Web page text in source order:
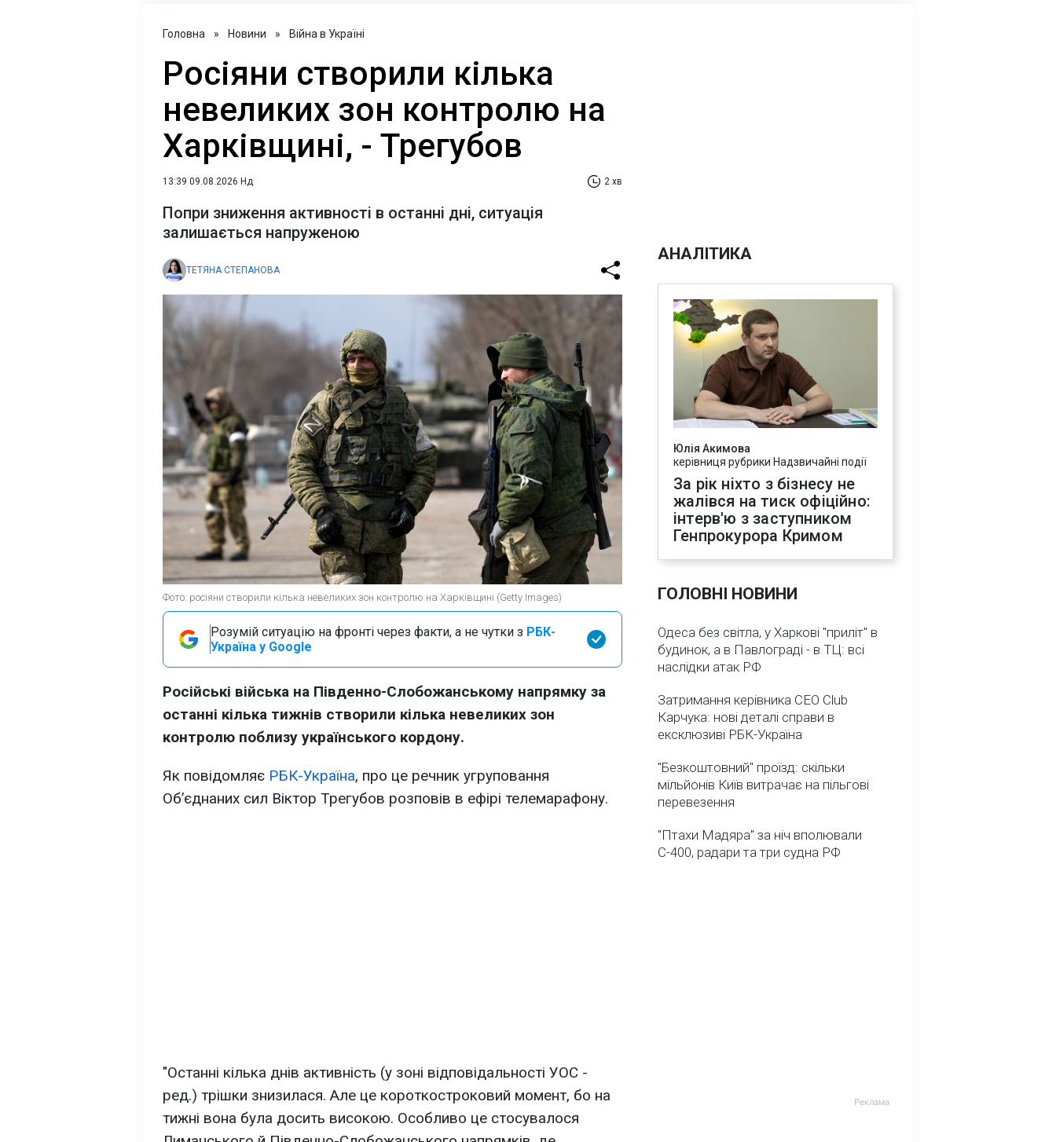
Головна » Новини » Війна в Україні
Росіяни створили кілька
невеликих зон контролю на
Харківщині, - Трегубов
13:39 09.08.2026 Нд 2 хв
Попри зниження активності в останні дні, ситуація
залишається напруженою
ТЕТЯНА СТЕПАНОВА
Фото: росіяни створили кілька невеликих зон контролю на Харківщині (Getty Images)
Розумій ситуацію на фронті через факти, а не чутки з РБК-
Україна у Google
Російські війська на Південно-Слобожанському напрямку за
останні кілька тижнів створили кілька невеликих зон
контролю поблизу українського кордону.
Як повідомляє РБК-Україна, про це речник угруповання
Об’єднаних сил Віктор Трегубов розповів в ефірі телемарафону.
"Останні кілька днів активність (у зоні відповідальності УОС -
ред.) трішки знизилася. Але це короткостроковий момент, бо на
тижні вона була досить високою. Особливо це стосувалося
АНАЛІТИКА
Юлія Акимова
керівниця рубрики Надзвичайні події
За рік ніхто з бізнесу не
жалівся на тиск офіційно:
інтерв'ю з заступником
Генпрокурора Кримом
ГОЛОВНІ НОВИНИ
Одеса без світла, у Харкові "приліт" в
будинок, а в Павлограді - в ТЦ: всі
наслідки атак РФ
Затримання керівника CEO Club
Карчука: нові деталі справи в
ексклюзиві РБК-Україна
"Безкоштовний" проїзд: скільки
мільйонів Київ витрачає на пільгові
перевезення
"Птахи Мадяра" за ніч вполювали
С-400, радари та три судна РФ